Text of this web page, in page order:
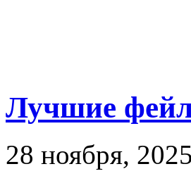
Лучшие
28 ноября, 2025